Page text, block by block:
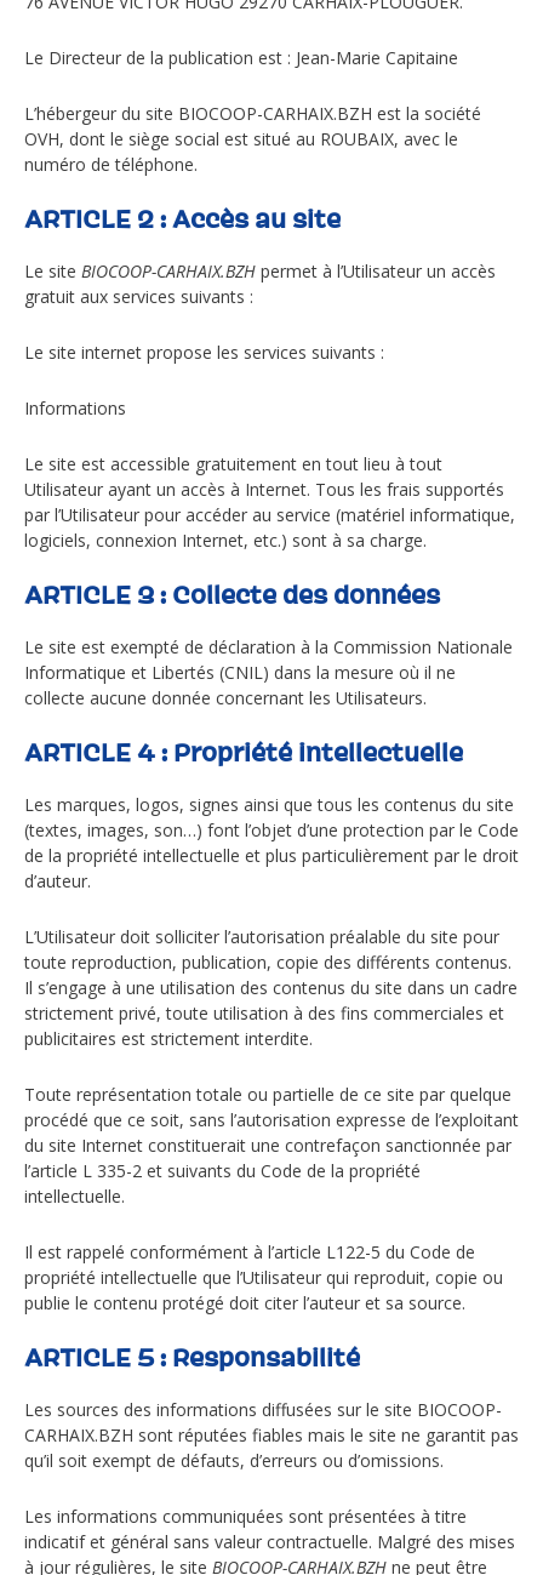
Le Directeur de la publication est : Jean-Marie Capitaine
L’hébergeur du site BIOCOOP-CARHAIX.BZH est la société
OVH, dont le siège social est situé au ROUBAIX, avec le
numéro de téléphone.
ARTICLE 2 : Accès au site
Le site BIOCOOP-CARHAIX.BZH permet à l’Utilisateur un accès
gratuit aux services suivants :
Le site internet propose les services suivants :
Informations
Le site est accessible gratuitement en tout lieu à tout
Utilisateur ayant un accès à Internet. Tous les frais supportés
par l’Utilisateur pour accéder au service (matériel informatique,
logiciels, connexion Internet, etc.) sont à sa charge.
ARTICLE 3 : Collecte des données
Le site est exempté de déclaration à la Commission Nationale
Informatique et Libertés (CNIL) dans la mesure où il ne
collecte aucune donnée concernant les Utilisateurs.
ARTICLE 4 : Propriété intellectuelle
Les marques, logos, signes ainsi que tous les contenus du site
(textes, images, son…) font l’objet d’une protection par le Code
de la propriété intellectuelle et plus particulièrement par le droit
d’auteur.
L’Utilisateur doit solliciter l’autorisation préalable du site pour
toute reproduction, publication, copie des différents contenus.
Il s’engage à une utilisation des contenus du site dans un cadre
strictement privé, toute utilisation à des fins commerciales et
publicitaires est strictement interdite.
Toute représentation totale ou partielle de ce site par quelque
procédé que ce soit, sans l’autorisation expresse de l’exploitant
du site Internet constituerait une contrefaçon sanctionnée par
l’article L 335-2 et suivants du Code de la propriété
intellectuelle.
Il est rappelé conformément à l’article L122-5 du Code de
propriété intellectuelle que l’Utilisateur qui reproduit, copie ou
publie le contenu protégé doit citer l’auteur et sa source.
ARTICLE 5 : Responsabilité
Les sources des informations diffusées sur le site BIOCOOP-
CARHAIX.BZH sont réputées fiables mais le site ne garantit pas
qu’il soit exempt de défauts, d’erreurs ou d’omissions.
Les informations communiquées sont présentées à titre
indicatif et général sans valeur contractuelle. Malgré des mises
à jour régulières, le site BIOCOOP-CARHAIX.BZH ne peut être